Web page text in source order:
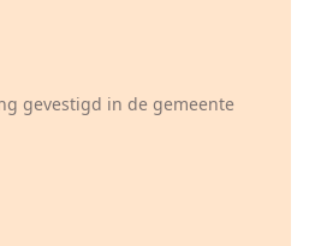
gevestigd in de gemeente